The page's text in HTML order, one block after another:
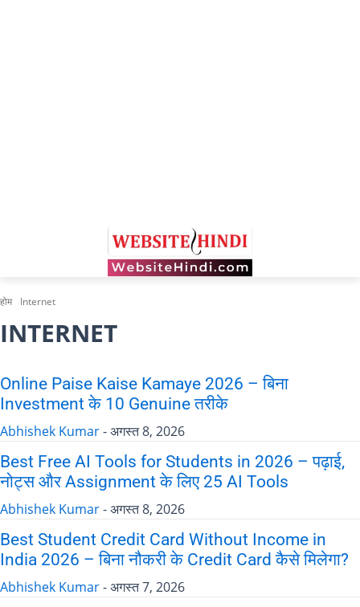
होम Internet
INTERNET
Online Paise Kaise Kamaye 2026 – बिना
Investment के 10 Genuine तरीके
Abhishek Kumar-अगस्त 8, 2026
Best Free AI Tools for Students in 2026 – पढ़ाई,
नोट्स और Assignment के लिए 25 AI Tools
Abhishek Kumar-अगस्त 8, 2026
Best Student Credit Card Without Income in
India 2026 – बिना नौकरी के Credit Card कैसे मिलेगा?
Abhishek Kumar-अगस्त 7, 2026